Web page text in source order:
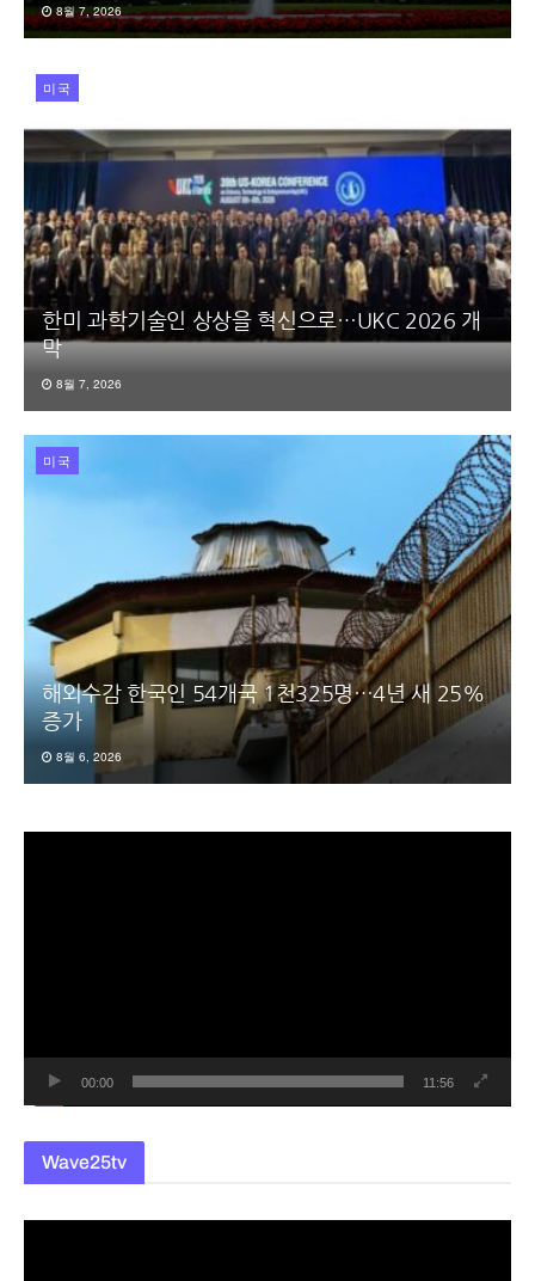
8월 7, 2026
미국
한미 과학기술인 상상을 혁신으로…UKC 2026 개
막
8월 7, 2026
미국
해외수감 한국인 54개국 1천325명…4년 새 25%
증가
8월 6, 2026
00:00 11:56
Wave25tv